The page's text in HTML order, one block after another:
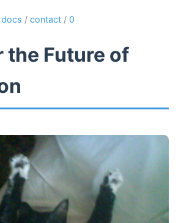
docs / contact / 0
the Future of